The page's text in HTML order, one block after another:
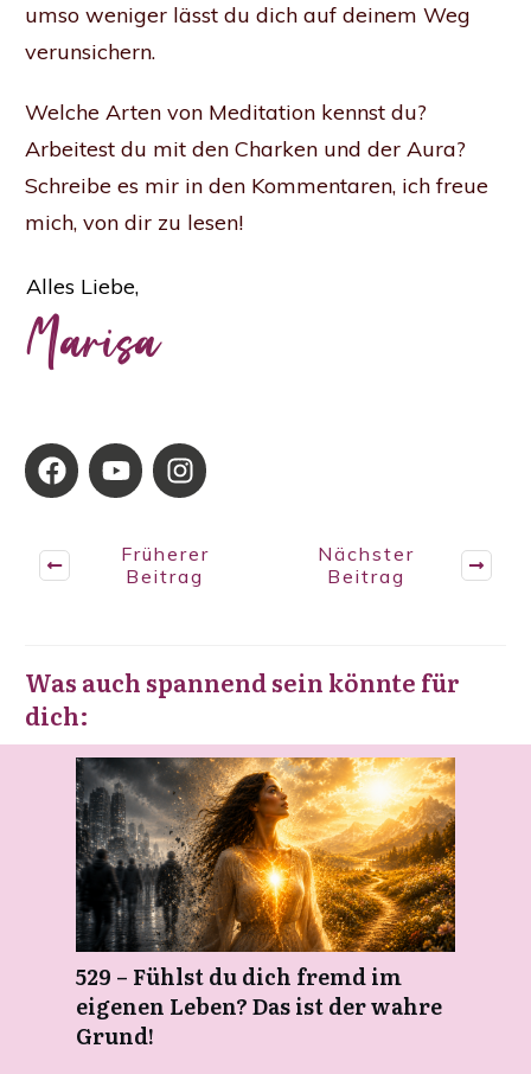
umso weniger lässt du dich auf deinem Weg
verunsichern.
Welche Arten von Meditation kennst du?
Arbeitest du mit den Charken und der Aura?
Schreibe es mir in den Kommentaren, ich freue
mich, von dir zu lesen!
Alles Liebe,
Marisa
Früherer
Beitrag
Nächster
Beitrag
Was auch spannend sein könnte für
dich:
529 – Fühlst du dich fremd im
eigenen Leben? Das ist der wahre
Grund!